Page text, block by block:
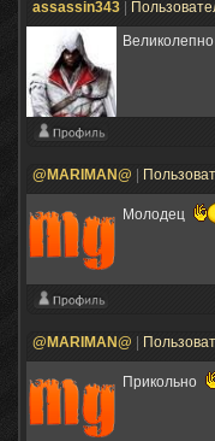
assassin343
@MARIMAN@
Молодец
@MARIMAN@
Прикольно